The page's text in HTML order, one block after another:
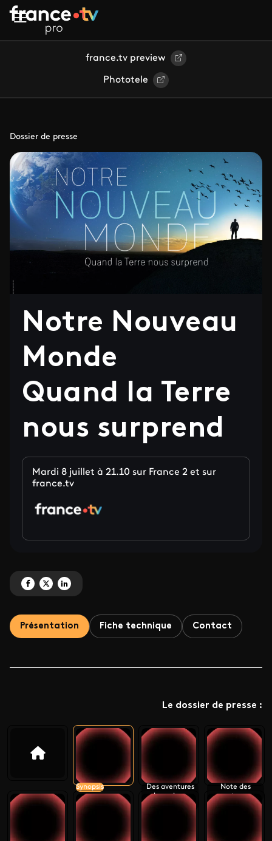
Aller au contenu principal
france.tv preview
Phototele
Dossier de presse
Notre Nouveau
Monde
Quand la Terre
nous surprend
Mardi 8 juillet à 21.10 sur France 2 et sur
france.tv
Partagez 'Notre Nouveau Monde <br> Quand la Terre nous surprend' sur
Partagez 'Notre Nouveau Monde <br> Quand la Terre nous surprend'
Partagez 'Notre Nouveau Monde <br> Quand la Terre nous
Présentation Fiche technique Contact
Le dossier de presse :
Synopsis
Des aventures
humaines
incroyables
Note des
auteurs